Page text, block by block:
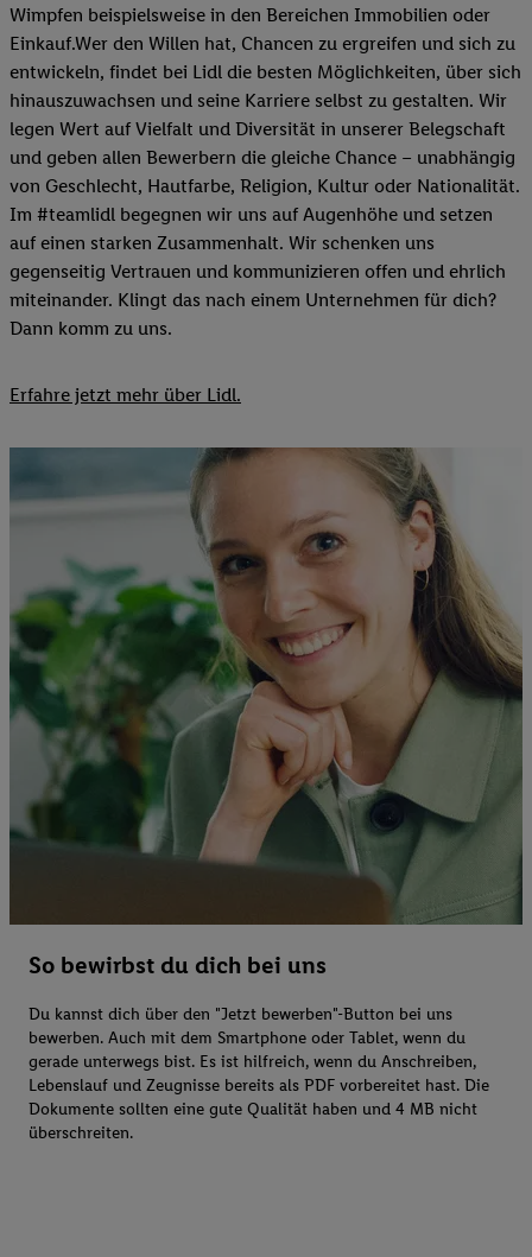
Wimpfen beispielsweise in den Bereichen Immobilien oder
Einkauf.Wer den Willen hat, Chancen zu ergreifen und sich zu
entwickeln, findet bei Lidl die besten Möglichkeiten, über sich
hinauszuwachsen und seine Karriere selbst zu gestalten. Wir
legen Wert auf Vielfalt und Diversität in unserer Belegschaft
und geben allen Bewerbern die gleiche Chance – unabhängig
von Geschlecht, Hautfarbe, Religion, Kultur oder Nationalität.
Im #teamlidl begegnen wir uns auf Augenhöhe und setzen
auf einen starken Zusammenhalt. Wir schenken uns
gegenseitig Vertrauen und kommunizieren offen und ehrlich
miteinander. Klingt das nach einem Unternehmen für dich?
Dann komm zu uns.​
Erfahre jetzt mehr über Lidl.
So bewirbst du dich bei uns
Du kannst dich über den "Jetzt bewerben"-Button bei uns
bewerben. Auch mit dem Smartphone oder Tablet, wenn du
gerade unterwegs bist. Es ist hilfreich, wenn du Anschreiben,
Lebenslauf und Zeugnisse bereits als PDF vorbereitet hast. Die
Dokumente sollten eine gute Qualität haben und 4 MB nicht
überschreiten.